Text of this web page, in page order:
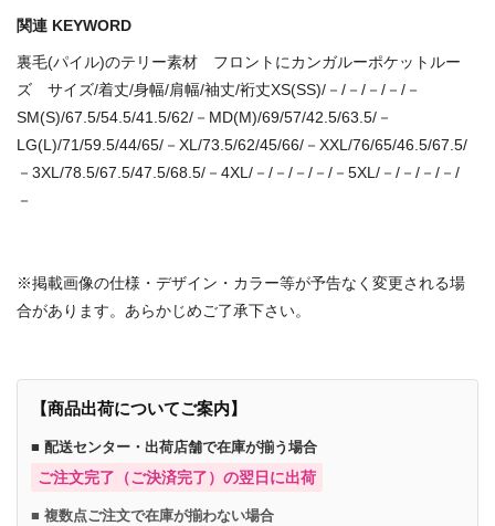
関連 KEYWORD
裏毛(パイル)のテリー素材 フロントにカンガルーポケットルー
ズ サイズ/着丈/身幅/肩幅/袖丈/裄丈XS(SS)/－/－/－/－/－
SM(S)/67.5/54.5/41.5/62/－MD(M)/69/57/42.5/63.5/－
LG(L)/71/59.5/44/65/－XL/73.5/62/45/66/－XXL/76/65/46.5/67.5/
－3XL/78.5/67.5/47.5/68.5/－4XL/－/－/－/－/－5XL/－/－/－/－/
－
※掲載画像の仕様・デザイン・カラー等が予告なく変更される場
合があります。あらかじめご了承下さい。
【商品出荷についてご案内】
■ 配送センター・出荷店舗で在庫が揃う場合
ご注文完了（ご決済完了）の翌日に出荷
■ 複数点ご注文で在庫が揃わない場合